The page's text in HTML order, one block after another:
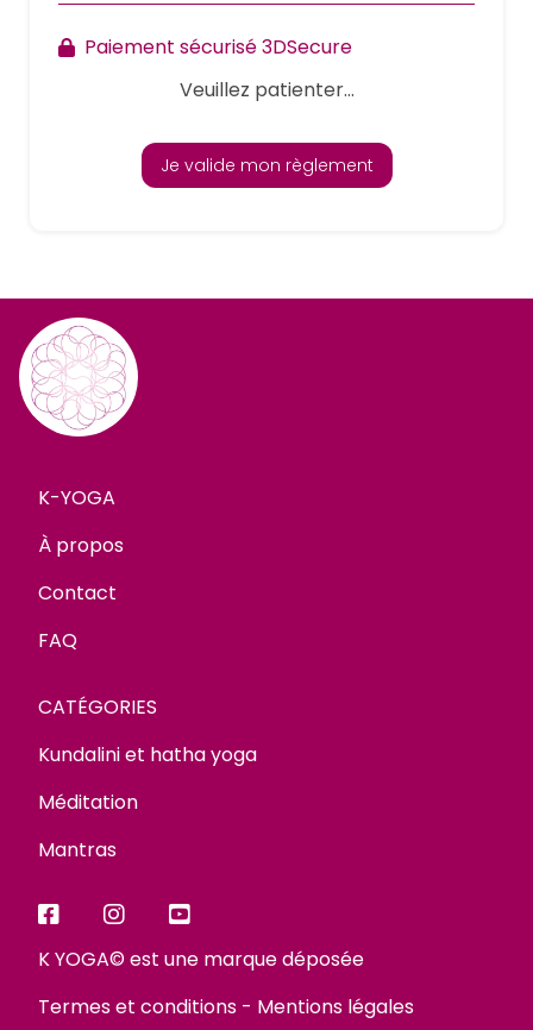
Paiement sécurisé 3DSecure
Veuillez patienter...
Je valide mon règlement
K-YOGA
À propos
Contact
FAQ
CATÉGORIES
Kundalini et hatha yoga
Méditation
Mantras
K YOGA© est une marque déposée
Termes et conditions - Mentions légales